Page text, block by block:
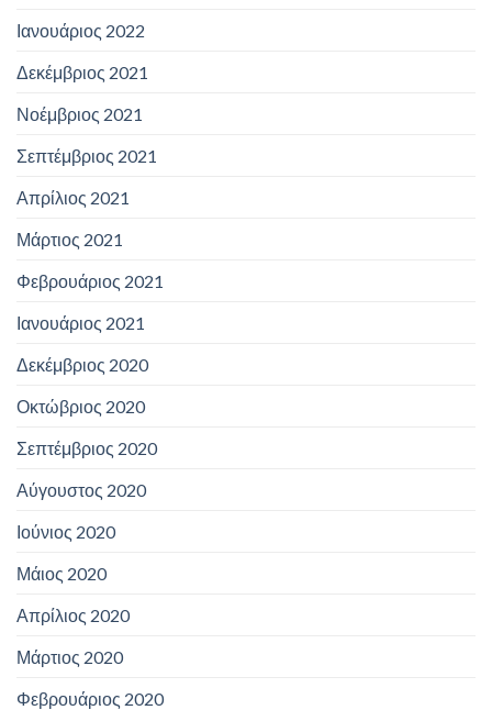
Ιανουάριος 2022
Δεκέμβριος 2021
Νοέμβριος 2021
Σεπτέμβριος 2021
Απρίλιος 2021
Μάρτιος 2021
Φεβρουάριος 2021
Ιανουάριος 2021
Δεκέμβριος 2020
Οκτώβριος 2020
Σεπτέμβριος 2020
Αύγουστος 2020
Ιούνιος 2020
Μάιος 2020
Απρίλιος 2020
Μάρτιος 2020
Φεβρουάριος 2020